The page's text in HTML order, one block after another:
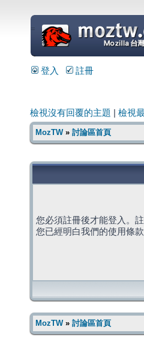
=
登入 註冊
檢視沒有回覆的主題 檢視
MozTW» 討論區首頁
您必須註冊後才能登入。
您已經明白我們的使用條
MozTW» 討論區首頁